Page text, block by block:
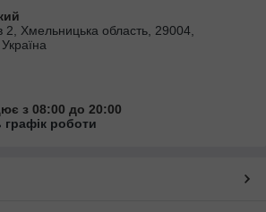
2, Хмельницька область, 29004,
з 08:00 до 20:00
графік роботи